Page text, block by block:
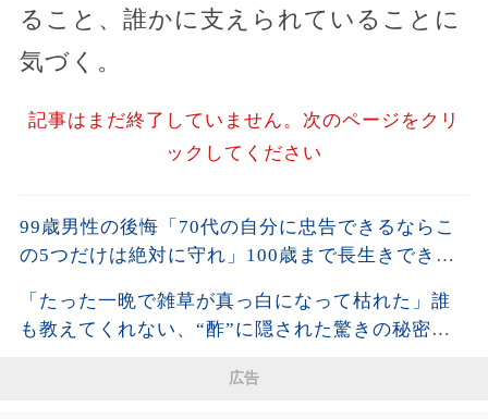
ること、誰かに支えられていることに
気づく。
記事はまだ終了していません。次のページをクリ
ックしてください
99歳男性の後悔「70代の自分に忠告できるならこ
の5つだけは絶対に守れ」100歳まで長生きできる
前に聞いてください【60代以上の方へ/老後の幸せ/
シニア】
「たった一晩で雑草が真っ白になって枯れた」誰
も教えてくれない、“酢”に隠された驚きの秘密と
広告